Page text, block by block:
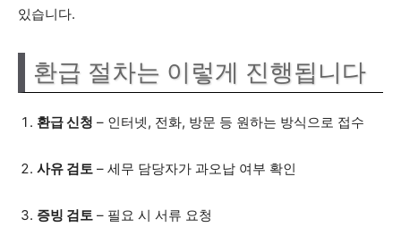
있습니다.
환급 절차는 이렇게 진행됩니다
환급 신청 – 인터넷, 전화, 방문 등 원하는 방식으로 접수
사유 검토 – 세무 담당자가 과오납 여부 확인
증빙 검토 – 필요 시 서류 요청